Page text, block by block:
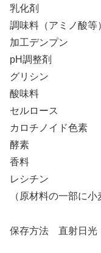
乳化剤
調味料（アミノ酸等
加工デンプン
pH調整剤
グリシン
酸味料
セルロース
カロチノイド色素
酵素
香料
レシチン
（原材料の一部に
保存方法 直射日光